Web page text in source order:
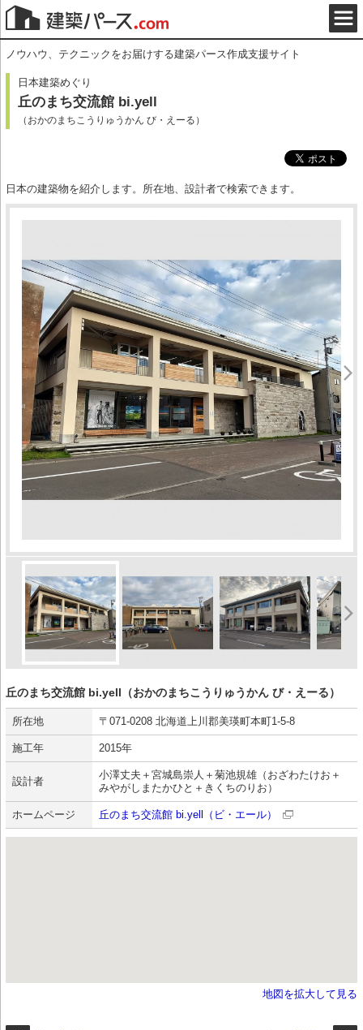
ノウハウ、テクニックをお届けする建築パース作成支援サイト
日本建築めぐり
丘のまち交流館 bi.yell
（おかのまちこうりゅうかん び・えーる）
日本の建築物を紹介します。所在地、設計者で検索できます。
丘のまち交流館 bi.yell（おかのまちこうりゅうかん び・えーる）
所在地 〒071-0208 北海道上川郡美瑛町本町1-5-8
施工年 2015年
設計者
小澤丈夫＋宮城島崇人＋菊池規雄（おざわたけお＋
みやがしまたかひと＋きくちのりお）
ホームページ 丘のまち交流館 bi.yell（ビ・エール）
地図を拡大して見る